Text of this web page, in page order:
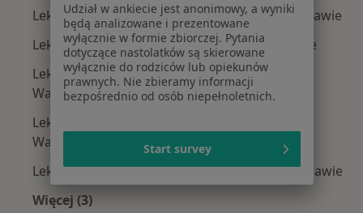
Lekarze bez specjalizacji z Medicover w Warszawie
Lekarze bez specjalizacji z Allianz w Warszawie
Lekarze bez specjalizacji z INTER Polska w
Warszawie
Lekarze bez specjalizacji z Signal Iduna w
Warszawie
Lekarze bez specjalizacji z Compensa w Warszawie
Więcej (3)
Udział w ankiecie jest anonimowy, a wyniki
będą analizowane i prezentowane
wyłącznie w formie zbiorczej. Pytania
dotyczące nastolatków są skierowane
wyłącznie do rodziców lub opiekunów
prawnych. Nie zbieramy informacji
bezpośrednio od osób niepełnoletnich.
Start survey